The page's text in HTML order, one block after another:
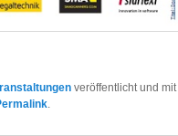
veröffentlicht und mit
.